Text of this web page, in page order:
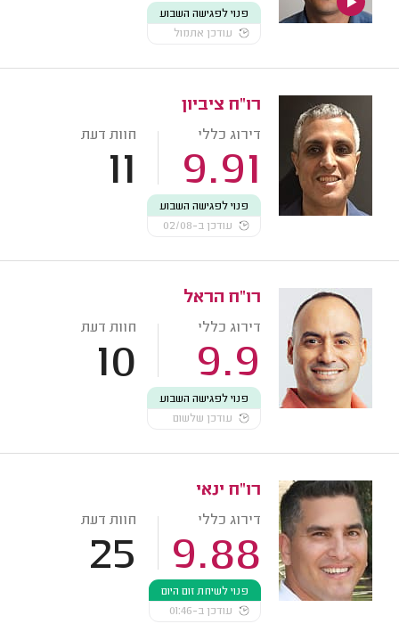
פנוי לפגישה השבוע
עודכן אתמול
רו"ח ציביון
דירוג כללי
9.91
חוות דעת
11
פנוי לפגישה השבוע
עודכן ב-02/08
רו"ח הראל
דירוג כללי
9.9
חוות דעת
10
פנוי לפגישה השבוע
עודכן שלשום
רו"ח ינאי
דירוג כללי
9.88
חוות דעת
25
פנוי לשיחת זום היום
עודכן ב-01:46